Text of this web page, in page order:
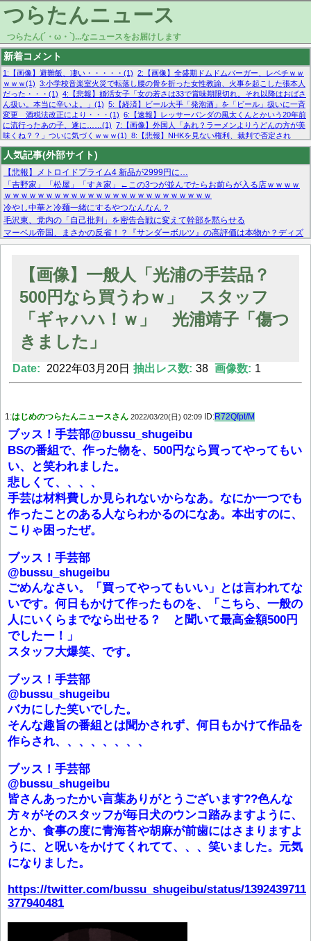
つらたんニュース
つらたん(´・ω・`)...なニュースをお届けします
新着コメント
1:【画像】避難飯、凄い・・・・・(1) 2:【画像】全盛期ドムドムバーガー、レベチｗｗ
ｗｗｗ(1) 3:小学校音楽室火災で転落し腰の骨を折った女性教諭、火事を起こした張本人
だった・・・(1) 4:【悲報】婚活女子「女の若さは33で賞味期限切れ。それ以降はおばさ
ん扱い。本当に辛いよ。」(1) 5:【経済】ビール大手「発泡酒」を「ビール」扱いに一斉
変更 酒税法改正により・・・(1) 6:【速報】レッサーパンダの風太くんとかいう20年前
に流行ったあの子、遂に……(1) 7:【画像】外国人「あれ？ラーメンよりうどんの方が美
味くね？？」ついに気づくｗｗｗ(1) 8:【悲報】NHKを見ない権利、裁判で否定され
る・・・(1) 9:欧州委員長「原発縮小は間違いでした」(1) 10:【悲報】日本企業の人手不
足、限界突破 52%「正社員も足りてません…」(1)
人気記事(外部サイト)
【悲報】メトロイドプライム4 新品が2999円に…
「吉野家」「松屋」「すき家」←この3つが並んでたらお前らが入る店ｗｗｗｗ
ｗｗｗｗｗｗｗｗｗｗｗｗｗｗｗｗｗｗｗｗｗｗｗｗｗ
冷やし中華と冷麺一緒にするやつなんなん？
毛沢東、党内の「自己批判」を密告合戦に変えて幹部を黙らせる
マーベル帝国、まさかの反省！？『サンダーボルツ』の高評価は本物か？ディズ
ニーCEOの「量より質」宣言の裏で渦巻くファンの本音とMCUの未来を徹底考
【モー娘。石田亜佑美】ファーストテイク出演も新規獲得ならず？北川莉央が1
【画像あり】FacebookとかTwitterで拾ったエロ画像貼ってくよ
【画像】一般人「光浦の手芸品？
500円なら買うわｗ」 スタッフ
「ギャハハ！ｗ」 光浦靖子「傷つ
きました」
Date: 2022年03月20日 抽出レス数: 38 画像数: 1
1:はじめのつらたんニュースさん 2022/03/20(日) 02:09 ID:R72Qfpt/M
ブッス！手芸部@bussu_shugeibu
BSの番組で、作った物を、500円なら買ってやってもい
い、と笑われました。
悲しくて、、、、
手芸は材料費しか見られないからなあ。なにか一つでも
作ったことのある人ならわかるのになあ。本出すのに、
こりゃ困ったぜ。
ブッス！手芸部
@bussu_shugeibu
ごめんなさい。「買ってやってもいい」とは言われてな
いです。何日もかけて作ったものを、「こちら、一般の
人にいくらまでなら出せる？ と聞いて最高金額500円
でしたー！」
スタッフ大爆笑、です。
ブッス！手芸部
@bussu_shugeibu
バカにした笑いでした。
そんな趣旨の番組とは聞かされず、何日もかけて作品を
作らされ、、、、、、、、
ブッス！手芸部
@bussu_shugeibu
皆さんあったかい言葉ありがとうございます??色んな
方々がそのスタッフが毎日犬のウンコ踏みますように、
とか、食事の度に青海苔や胡麻が前歯にはさまりますよ
うに、と呪いをかけてくれてて、、、笑いました。元気
になりました。
https://twitter.com/bussu_shugeibu/status/1392439711
377940481